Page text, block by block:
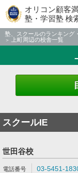
オリコン顧客
塾・学習塾 検
塾、スクールのランキング
上町周辺の校舎一覧
スクールIE
世田谷校
03-5451-